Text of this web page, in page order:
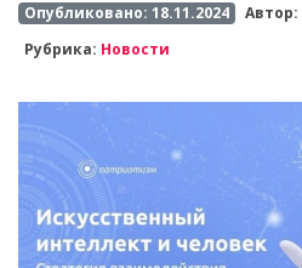
Опубликовано: 18.11.2024 Автор:
Рубрика: Новости